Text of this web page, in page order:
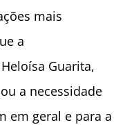
mais
a
Guarita,
a necessidade
em geral e para a